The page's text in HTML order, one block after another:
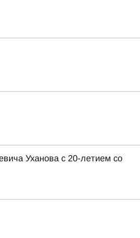
Уханова с 20-летием со